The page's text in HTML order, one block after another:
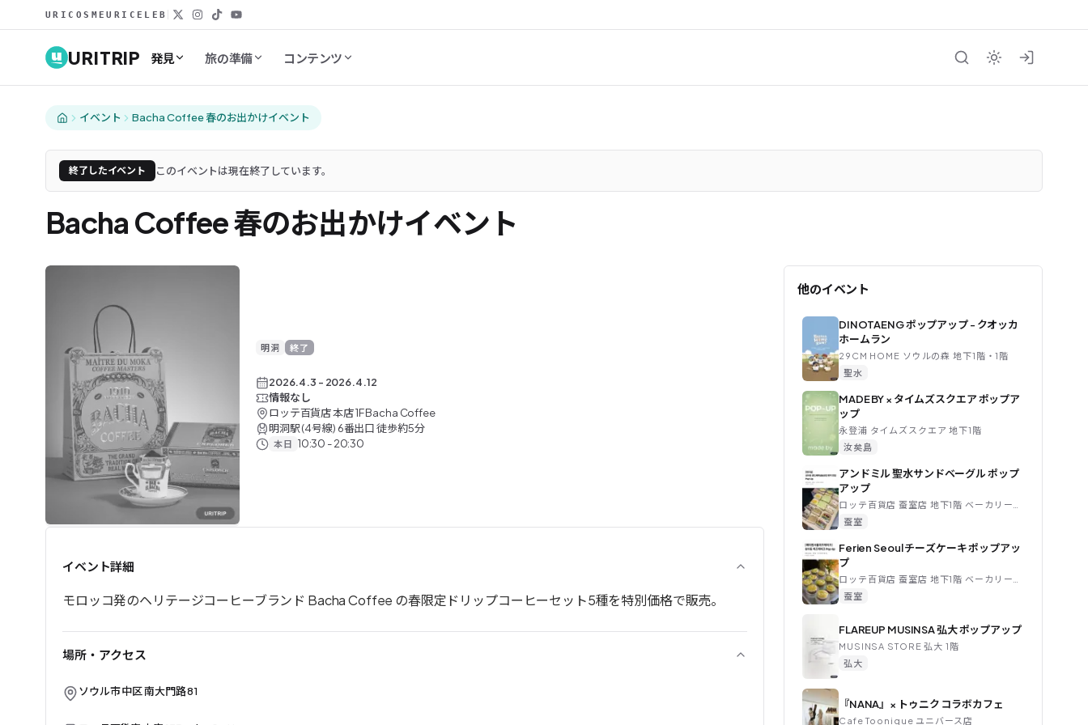
URICOSMEURICELEB
URITRIP 発見 旅の準備 コンテンツ
イベント Bacha Coffee 春のお出かけイベント
終了したイベント このイベントは現在終了しています。
Bacha Coffee 春のお出かけイベント
明洞 終了
2026.4.3 - 2026.4.12
情報なし
ロッテ百貨店 本店 1F Bacha Coffee
明洞駅 (4号線) 6番出口 徒歩約5分
本日 10:30 - 20:30
イベント詳細
モロッコ発のヘリテージコーヒーブランド Bacha Coffee の春限定ドリップコーヒーセット5種を特別価格で販売。
場所・アクセス
ソウル市 中区 南大門路 81
他のイベント
DINOTAENG ポップアップ - クオッカ
ホームラン
29CM HOME ソウルの森 地下1階・1階
聖水
MADE BY × タイムズスクエア ポップア
ップ
永登浦 タイムズスクエア 地下1階
汝矣島
アンドミル 聖水サンドベーグル ポップ
アップ
蚕室
Ferien Seoul チーズケーキ ポップアッ
プ
蚕室
FLAREUP MUSINSA 弘大 ポップアップ
MUSINSA STORE 弘大 1階
弘大
『NANA』× トゥニク コラボカフェ
Cafe Toonique ユニバース店